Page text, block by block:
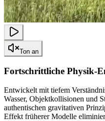
Ton an
Fortschrittliche Physik-
Entwickelt mit tiefem
Wasser, Objektkollisionen und
authentischen gravitativen
Effekt früherer Modelle